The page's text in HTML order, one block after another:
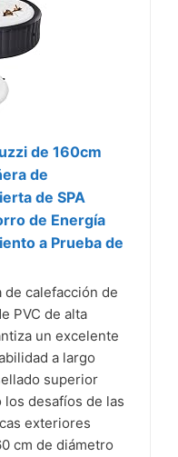
de 160cm
de
de SPA
de Energía
a Prueba de
de calefacción de
PVC de alta
un excelente
a largo
superior
desafíos de las
exteriores
cm de diámetro